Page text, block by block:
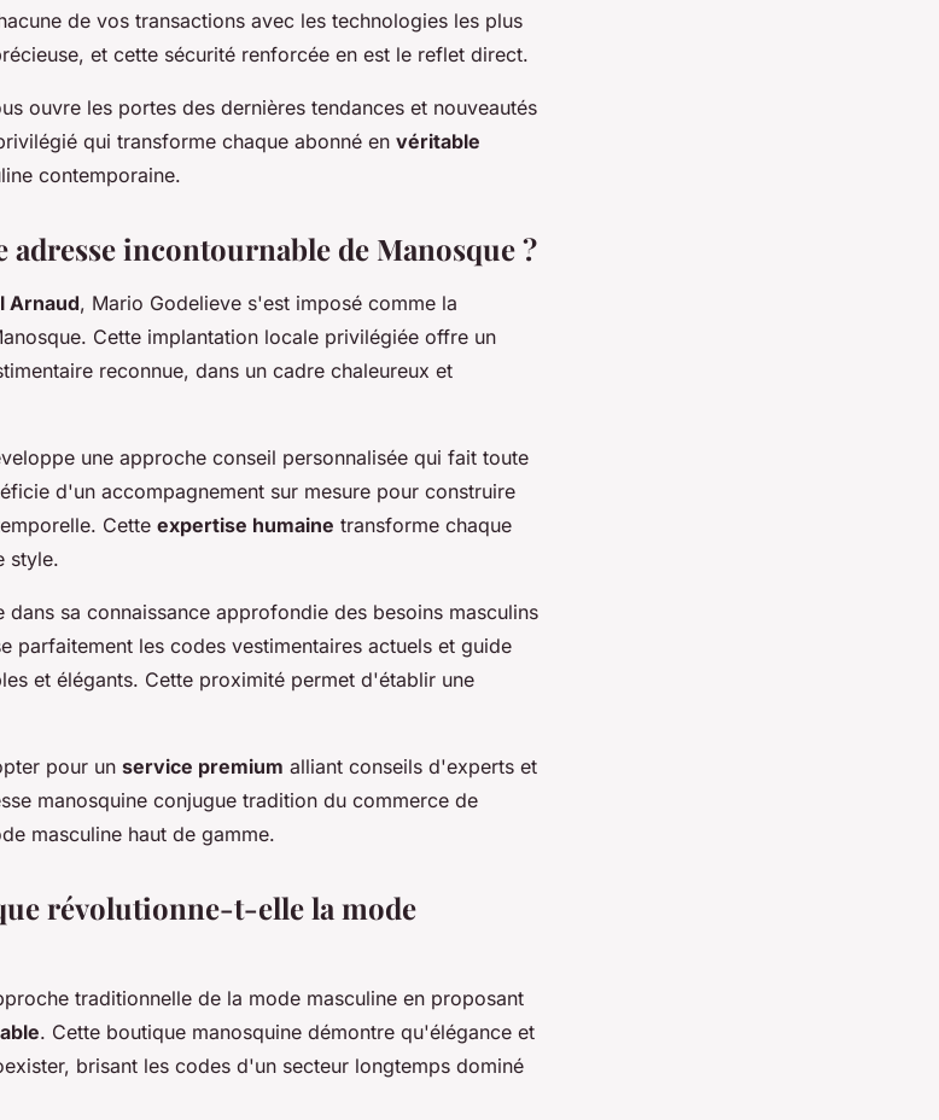
de vos transactions avec les technologies les plus
et cette sécurité renforcée en est le reflet direct.
ouvre les portes des dernières tendances et nouveautés
qui transforme chaque abonné en véritable
contemporaine.
incontournable de Manosque ?
Arnaud, Mario Godelieve s'est imposé comme la
Cette implantation locale privilégiée offre un
reconnue, dans un cadre chaleureux et
une approche conseil personnalisée qui fait toute
d'un accompagnement sur mesure pour construire
Cette expertise humaine transforme chaque
style.
sa connaissance approfondie des besoins masculins
parfaitement les codes vestimentaires actuels et guide
et élégants. Cette proximité permet d'établir une
pour un service premium alliant conseils d'experts et
manosquine conjugue tradition du commerce de
masculine haut de gamme.
révolutionne-t-elle la mode
traditionnelle de la mode masculine en proposant
. Cette boutique manosquine démontre qu'élégance et
brisant les codes d'un secteur longtemps dominé